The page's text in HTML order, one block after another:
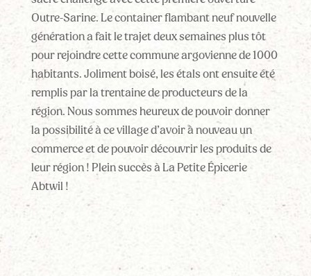
Outre-Sarine. Le container flambant neuf nouvelle
génération a fait le trajet deux semaines plus tôt
pour rejoindre cette commune argovienne de 1000
habitants. Joliment boisé, les étals ont ensuite été
remplis par la trentaine de producteurs de la
région. Nous sommes heureux de pouvoir donner
la possibilité à ce village d’avoir à nouveau un
commerce et de pouvoir découvrir les produits de
leur région ! Plein succès à La Petite Épicerie
Abtwil !